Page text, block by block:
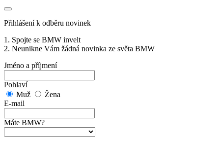
Přihlášení k odběru novinek
1. Spojte se BMW invelt
2. Neunikne Vám žádná novinka ze světa BMW
Jméno a příjmení
Pohlaví
Muž
Žena
E-mail
Máte BMW?